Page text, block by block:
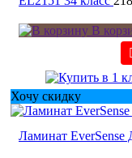
В
Хочу скидку
Ламинат EverSense